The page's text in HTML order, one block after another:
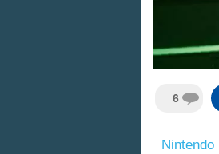
6
Nintendo